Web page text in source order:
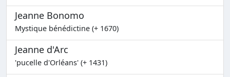
Jeanne Bonomo
Mystique bénédictine (+ 1670)
Jeanne d'Arc
'pucelle d'Orléans' (+ 1431)